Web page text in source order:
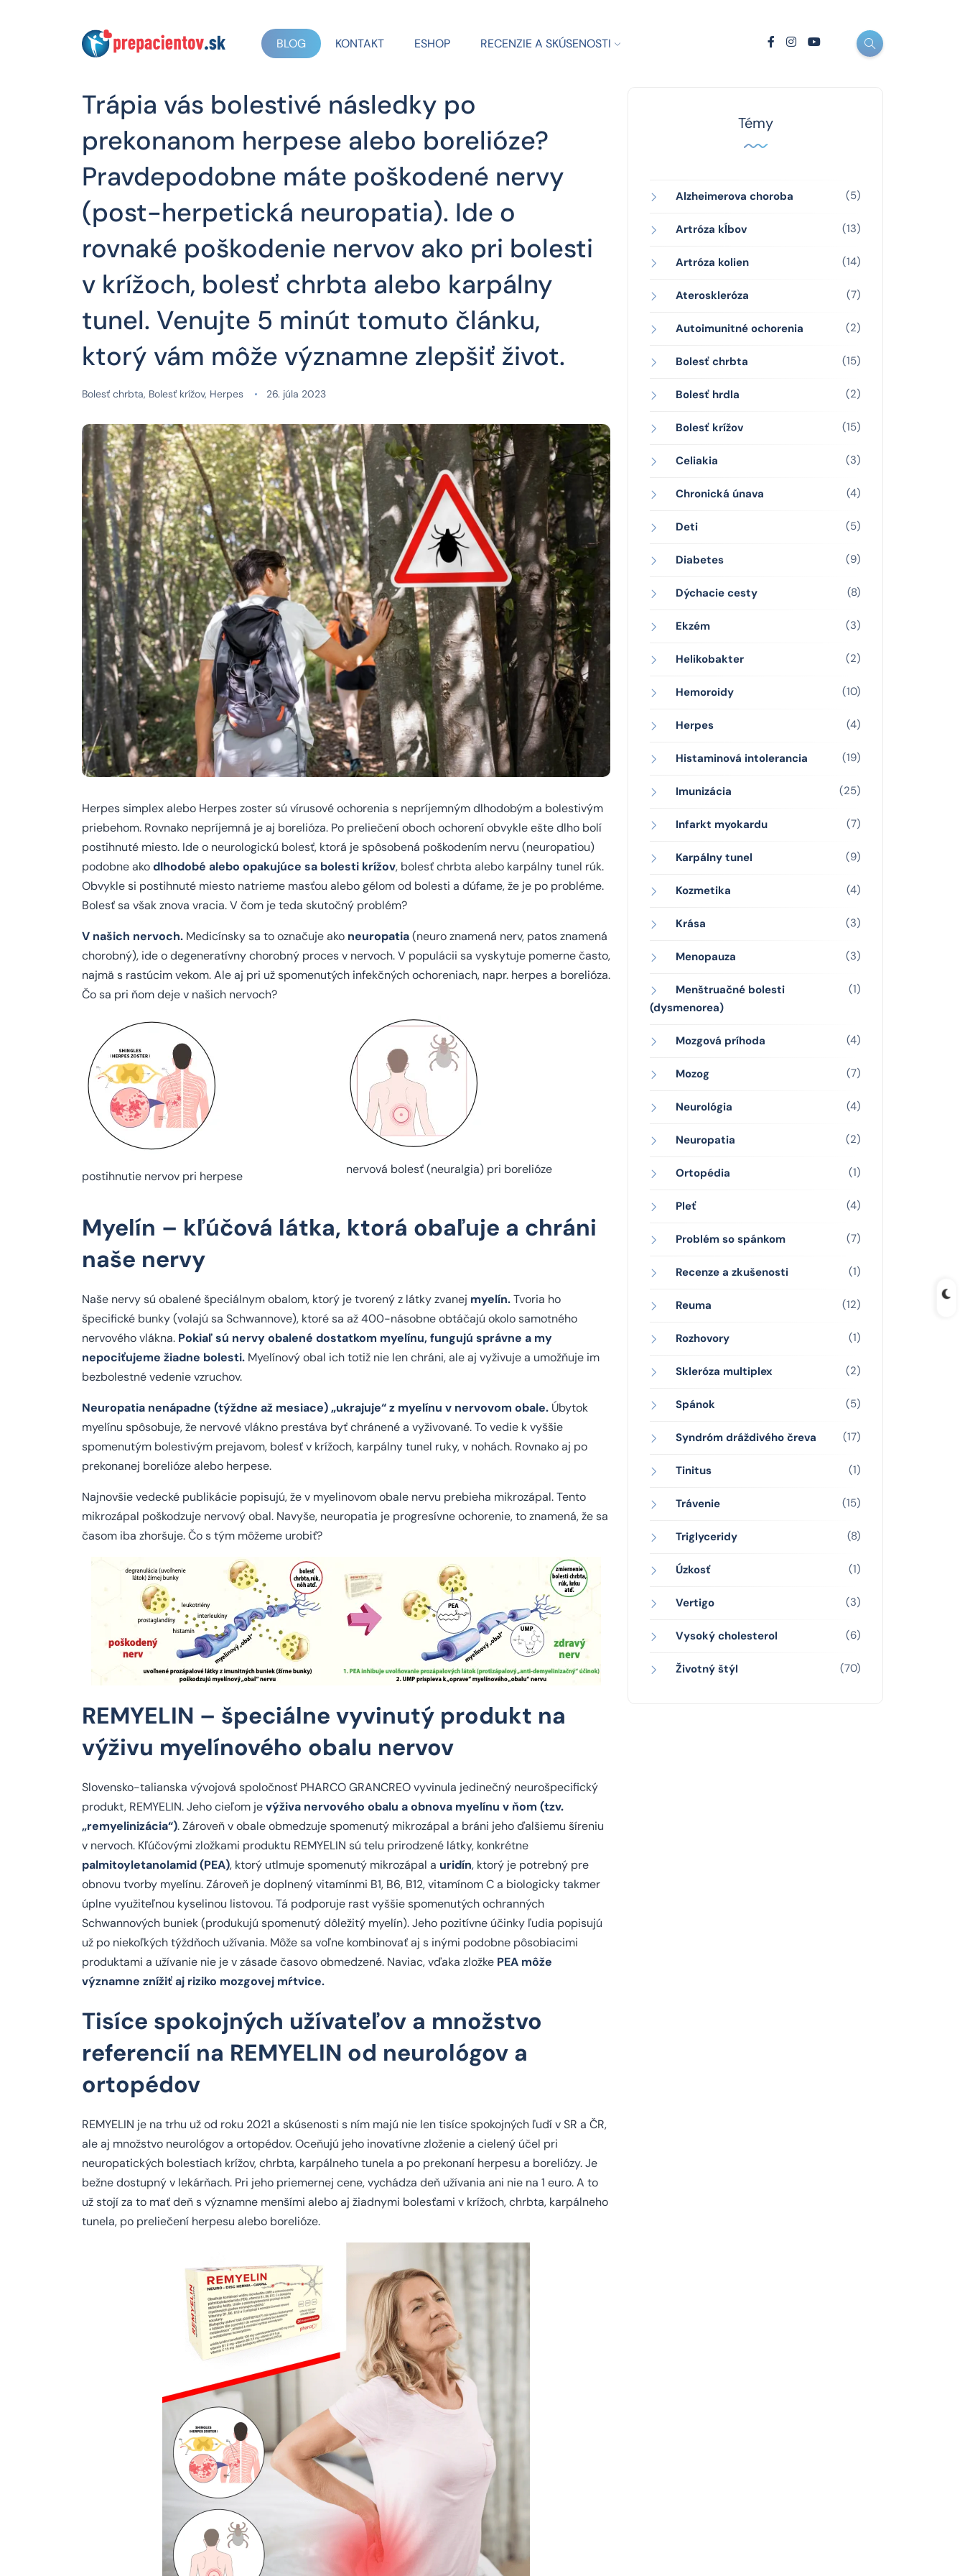
BLOG KONTAKT ESHOP RECENZIE A SKÚSENOSTI
Trápia vás bolestivé následky po
prekonanom herpese alebo borelióze?
Pravdepodobne máte poškodené nervy
(post-herpetická neuropatia). Ide o
rovnaké poškodenie nervov ako pri bolesti
v krížoch, bolesť chrbta alebo karpálny
tunel. Venujte 5 minút tomuto článku,
ktorý vám môže významne zlepšiť život.
Bolesť chrbta, Bolesť krížov, Herpes 26. júla 2023
Herpes simplex alebo Herpes zoster sú vírusové ochorenia s nepríjemným dlhodobým a bolestivým
priebehom. Rovnako nepríjemná je aj borelióza. Po preliečení oboch ochorení obvykle ešte dlho bolí
postihnuté miesto. Ide o neurologickú bolesť, ktorá je spôsobená poškodením nervu (neuropatiou)
podobne akodlhodobé alebo opakujúce sa bolesti krížov, bolesť chrbta alebo karpálny tunel rúk.
Obvykle si postihnuté miesto natrieme masťou alebo gélom od bolesti a dúfame, že je po probléme.
Bolesť sa však znova vracia. V čom je teda skutočný problém?
V našich nervoch. Medicínsky sa to označuje ako neuropatia(neuro znamená nerv, patos znamená
chorobný), ide o degeneratívny chorobný proces v nervoch. V populácii sa vyskytuje pomerne často,
najmä s rastúcim vekom. Ale aj pri už spomenutých infekčných ochoreniach, napr. herpes a borelióza.
Čo sa pri ňom deje v našich nervoch?
postihnutie nervov pri herpese nervová bolesť (neuralgia) pri borelióze
Myelín – kľúčová látka, ktorá obaľuje a chráni
naše nervy
Naše nervy sú obalené špeciálnym obalom, ktorý je tvorený z látky zvanej myelín.Tvoria ho
špecifické bunky (volajú sa Schwannove), ktoré sa až 400-násobne obtáčajú okolo samotného
nervového vlákna. Pokiaľ sú nervy obalené dostatkom myelínu, fungujú správne a my
nepociťujeme žiadne bolesti. Myelínový obal ich totiž nie len chráni, ale aj vyživuje a umožňuje im
bezbolestné vedenie vzruchov.
Neuropatia nenápadne (týždne až mesiace) „ukrajuje“ z myelínu v nervovom obale. Úbytok
myelínu spôsobuje, že nervové vlákno prestáva byť chránené a vyživované. To vedie k vyššie
spomenutým bolestivým prejavom, bolesť v krížoch, karpálny tunel ruky, v nohách. Rovnako aj po
prekonanej borelióze alebo herpese.
Najnovšie vedecké publikácie popisujú, že v myelinovom obale nervu prebieha mikrozápal. Tento
mikrozápal poškodzuje nervový obal. Navyše, neuropatia je progresívne ochorenie, to znamená, že sa
časom iba zhoršuje. Čo s tým môžeme urobiť?
REMYELIN – špeciálne vyvinutý produkt na
výživu myelínového obalu nervov
Slovensko-talianska vývojová spoločnosť PHARCO GRANCREO vyvinula jedinečný neurošpecifický
produkt, REMYELIN. Jeho cieľom jevýživa nervového obalu a obnova myelínu v ňom (tzv.
„remyelinizácia“). Zároveň v obale obmedzuje spomenutý mikrozápal a bráni jeho ďalšiemu šíreniu
v nervoch. Kľúčovými zložkami produktu REMYELIN sú telu prirodzené látky, konkrétne
palmitoyletanolamid (PEA), ktorý utlmuje spomenutý mikrozápal a uridín, ktorý je potrebný pre
obnovu tvorby myelínu. Zároveň je doplnený vitamínmi B1, B6, B12, vitamínom C a biologicky takmer
úplne využiteľnou kyselinou listovou. Tá podporuje rast vyššie spomenutých ochranných
Schwannových buniek (produkujú spomenutý dôležitý myelín). Jeho pozitívne účinky ľudia popisujú
už po niekoľkých týždňoch užívania. Môže sa voľne kombinovať aj s inými podobne pôsobiacimi
produktami a užívanie nie je v zásade časovo obmedzené. Naviac, vďaka zložke PEA môže
významne znížiť aj riziko mozgovej mŕtvice.
Tisíce spokojných užívateľov a množstvo
referencií na REMYELIN od neurológov a
ortopédov
REMYELIN je na trhu už od roku 2021 a skúsenosti s ním majú nie len tisíce spokojných ľudí v SR a ČR,
ale aj množstvo neurológov a ortopédov. Oceňujú jeho inovatívne zloženie a cielený účel pri
neuropatických bolestiach krížov, chrbta, karpálneho tunela a po prekonaní herpesu a boreliózy. Je
bežne dostupný v lekárňach. Pri jeho priemernej cene, vychádza deň užívania ani nie na 1 euro. A to
už stojí za to mať deň s významne menšími alebo aj žiadnymi bolesťami v krížoch, chrbta, karpálneho
tunela, po preliečení herpesu alebo borelióze.
Témy
Alzheimerova choroba (5)
Artróza kĺbov (13)
Artróza kolien (14)
Ateroskleróza (7)
Autoimunitné ochorenia (2)
Bolesť chrbta (15)
Bolesť hrdla (2)
Bolesť krížov (15)
Celiakia (3)
Chronická únava (4)
Deti (5)
Diabetes (9)
Dýchacie cesty (8)
Ekzém (3)
Helikobakter (2)
Hemoroidy (10)
Herpes (4)
Histaminová intolerancia (19)
Imunizácia (25)
Infarkt myokardu (7)
Karpálny tunel (9)
Kozmetika (4)
Krása (3)
Menopauza (3)
Menštruačné bolesti
(dysmenorea)
(1)
Mozgová príhoda (4)
Mozog (7)
Neurológia (4)
Neuropatia (2)
Ortopédia (1)
Pleť (4)
Problém so spánkom (7)
Recenze a zkušenosti (1)
Reuma (12)
Rozhovory (1)
Skleróza multiplex (2)
Spánok (5)
Syndróm dráždivého čreva (17)
Tinitus (1)
Trávenie (15)
Triglyceridy (8)
Úzkosť (1)
Vertigo (3)
Vysoký cholesterol (6)
Životný štýl (70)